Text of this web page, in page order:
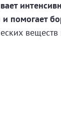
помогает